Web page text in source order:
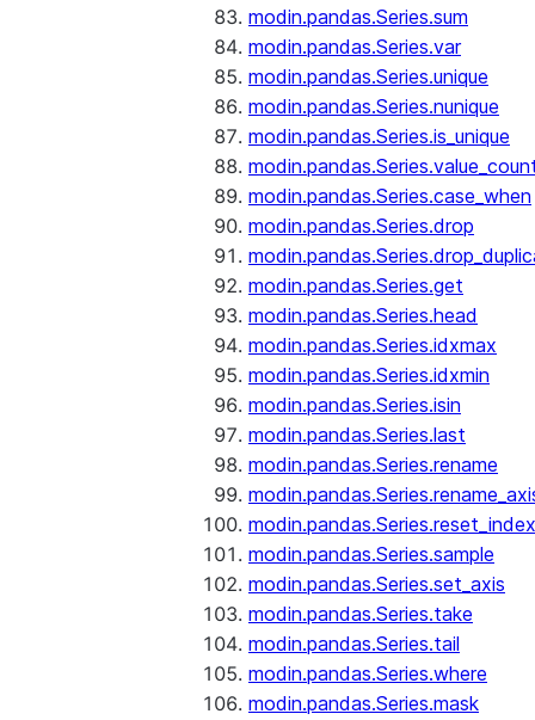
modin.pandas.Series.sum
modin.pandas.Series.var
modin.pandas.Series.unique
modin.pandas.Series.nunique
modin.pandas.Series.is_unique
modin.pandas.Series.case_when
modin.pandas.Series.drop
modin.pandas.Series.get
modin.pandas.Series.head
modin.pandas.Series.idxmax
modin.pandas.Series.idxmin
modin.pandas.Series.isin
modin.pandas.Series.last
modin.pandas.Series.rename
modin.pandas.Series.reset_index
modin.pandas.Series.sample
modin.pandas.Series.set_axis
modin.pandas.Series.take
modin.pandas.Series.tail
modin.pandas.Series.where
modin.pandas.Series.mask